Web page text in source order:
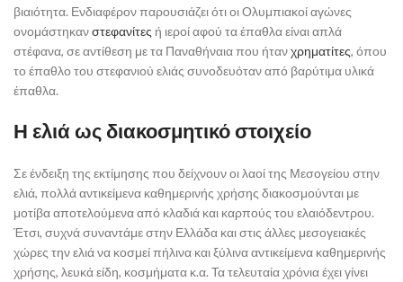
βιαιότητα. Ενδιαφέρον παρουσιάζει ότι οι Ολυμπιακοί αγώνες
ονομάστηκανστεφανίτες ή ιεροί αφού τα έπαθλα είναι απλά
στέφανα, σε αντίθεση με τα Παναθήναια που ήτανχρηματίτες, όπου
το έπαθλο του στεφανιού ελιάς συνοδευόταν από βαρύτιμα υλικά
έπαθλα.
Η ελιά ως διακοσμητικό στοιχείο
Σε ένδειξη της εκτίμησης που δείχνουν οι λαοί της Μεσογείου στην
ελιά, πολλά αντικείμενα καθημερινής χρήσης διακοσμούνται με
μοτίβα αποτελούμενα από κλαδιά και καρπούς του ελαιόδεντρου.
Έτσι, συχνά συναντάμε στην Ελλάδα και στις άλλες μεσογειακές
χώρες την ελιά να κοσμεί πήλινα και ξύλινα αντικείμενα καθημερινής
χρήσης, λευκά είδη, κοσμήματα κ.α. Τα τελευταία χρόνια έχει γίνει